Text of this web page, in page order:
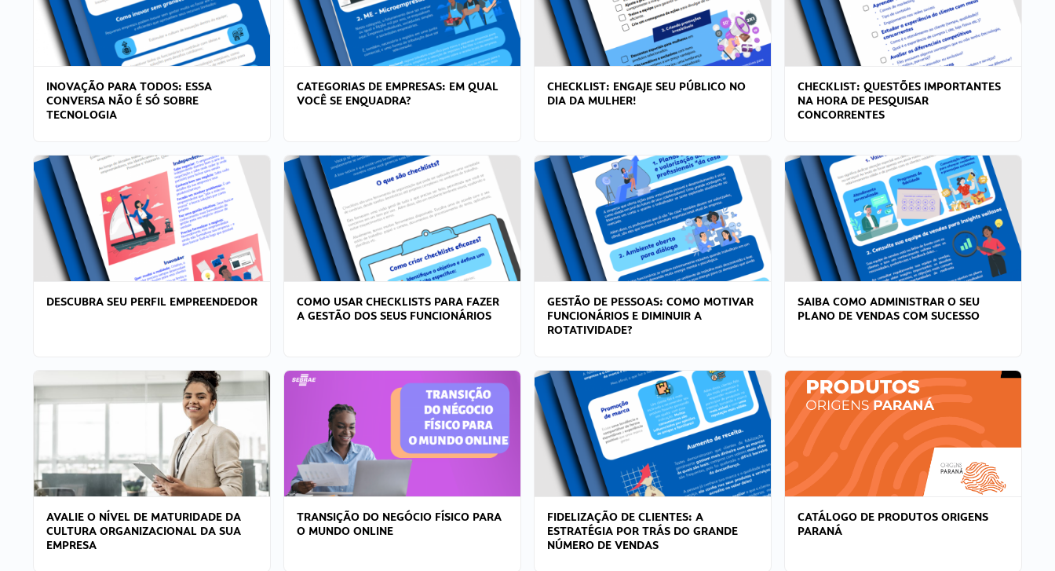
INOVAÇÃO PARA TODOS: ESSA
CONVERSA NÃO É SÓ SOBRE
TECNOLOGIA
CATEGORIAS DE EMPRESAS: EM QUAL
VOCÊ SE ENQUADRA?
CHECKLIST: ENGAJE SEU PÚBLICO NO
DIA DA MULHER!
CHECKLIST: QUESTÕES IMPORTANTES
NA HORA DE PESQUISAR
CONCORRENTES
DESCUBRA SEU PERFIL EMPREENDEDOR
COMO USAR CHECKLISTS PARA FAZER
A GESTÃO DOS SEUS FUNCIONÁRIOS
GESTÃO DE PESSOAS: COMO MOTIVAR
FUNCIONÁRIOS E DIMINUIR A
ROTATIVIDADE?
SAIBA COMO ADMINISTRAR O SEU
PLANO DE VENDAS COM SUCESSO
AVALIE O NÍVEL DE MATURIDADE DA
CULTURA ORGANIZACIONAL DA SUA
EMPRESA
TRANSIÇÃO DO NEGÓCIO FÍSICO PARA
O MUNDO ONLINE
FIDELIZAÇÃO DE CLIENTES: A
ESTRATÉGIA POR TRÁS DO GRANDE
NÚMERO DE VENDAS
CATÁLOGO DE PRODUTOS ORIGENS
PARANÁ